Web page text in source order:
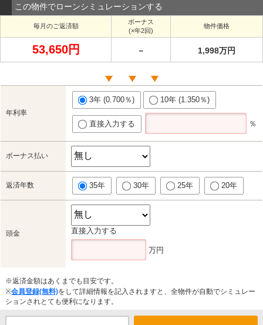
この物件でローンシミュレーションする
毎月のご返済額
ボーナス
(×年2回)
物件価格
53,650円 － 1,998万円
年利率
3年 (0.700％) 10年 (1.350％)
直接入力する ％
ボーナス払い
返済年数 35年 30年 25年 20年
頭金 直接入力する
万円
※返済金額はあくまでも目安です。
※会員登録(無料)をして詳細情報を記入されますと、全物件が自動でシミュレー
ションされとても便利になります。